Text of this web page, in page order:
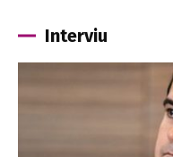
Interviu